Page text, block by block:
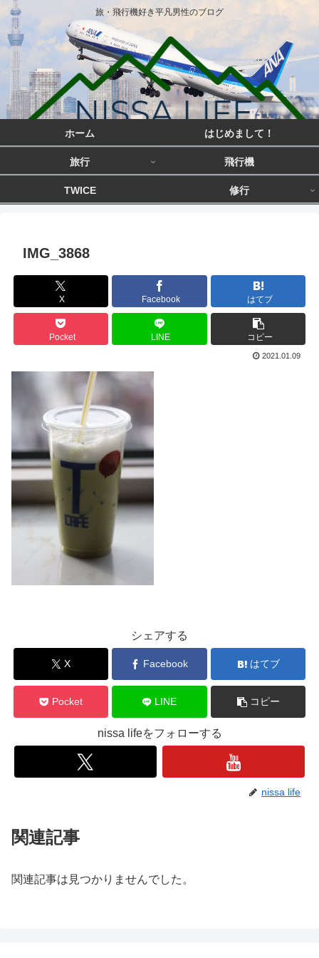
旅・飛行機好き平凡男性のブログ
ホーム はじめまして！
旅行 飛行機
TWICE 修行
IMG_3868
X Facebook はてブ
Pocket LINE コピー
2021.01.09
シェアする
X Facebook はてブ
Pocket LINE コピー
nissa lifeをフォローする
nissa life
関連記事
関連記事は見つかりませんでした。